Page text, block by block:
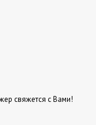
свяжется с Вами!